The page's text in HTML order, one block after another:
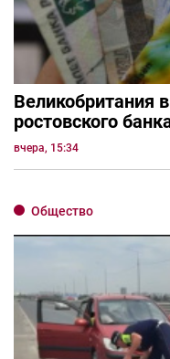
Великобритания
ростовского
вчера, 15:34
Общество